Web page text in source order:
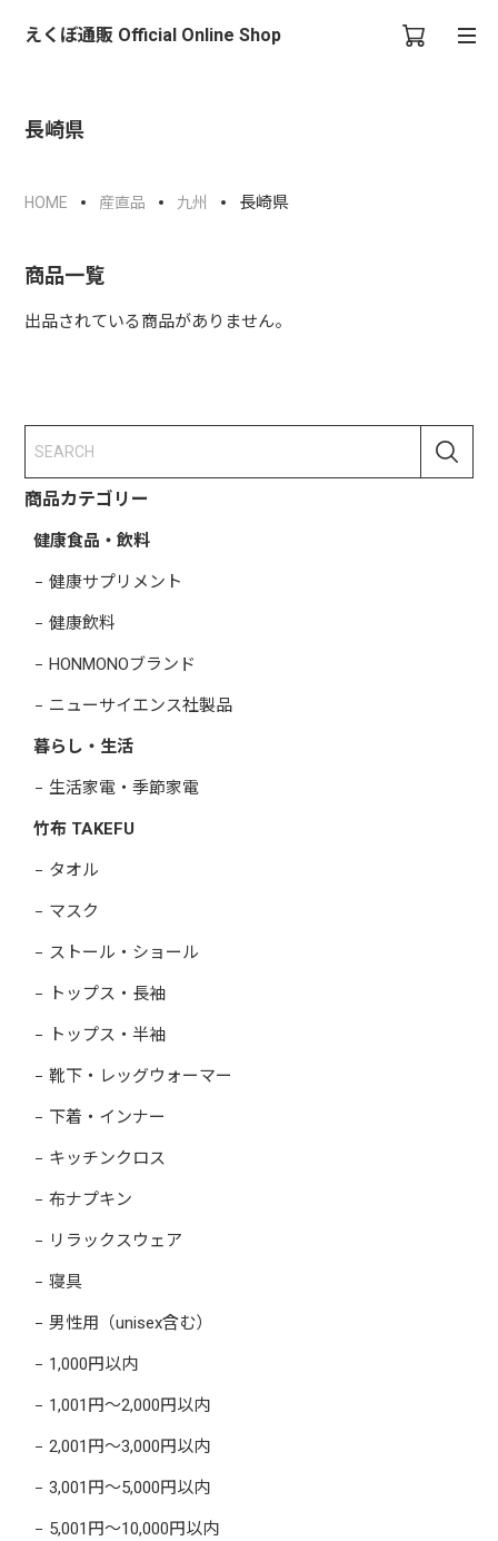
えくぼ通販 Official Online Shop
長崎県
商品カテゴリー
健康食品・飲料
健康サプリメント
健康飲料
HONMONOブランド
ニューサイエンス社製品
暮らし・生活
生活家電・季節家電
竹布 TAKEFU
タオル
マスク
ストール・ショール
トップス・長袖
トップス・半袖
靴下・レッグウォーマー
下着・インナー
キッチンクロス
布ナプキン
リラックスウェア
寝具
男性用（unisex含む）
1,000円以内
1,001円～2,000円以内
2,001円～3,000円以内
3,001円～5,000円以内
5,001円～10,000円以内
HOME 産直品 九州 長崎県
商品一覧
出品されている商品がありません。